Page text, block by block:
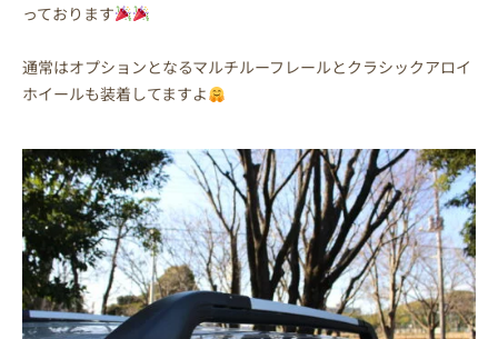
っております
通常はオプションとなるマルチルーフレールとクラシックアロイ
ホイールも装着してますよ